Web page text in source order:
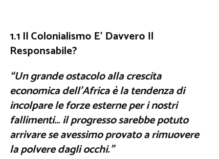
1.1 Il Colonialismo E’ Davvero Il
Responsabile?
“Un grande ostacolo alla crescita
economica dell’Africa è la tendenza di
incolpare le forze esterne per i nostri
fallimenti… il progresso sarebbe potuto
arrivare se avessimo provato a rimuovere
la polvere dagli occhi.”